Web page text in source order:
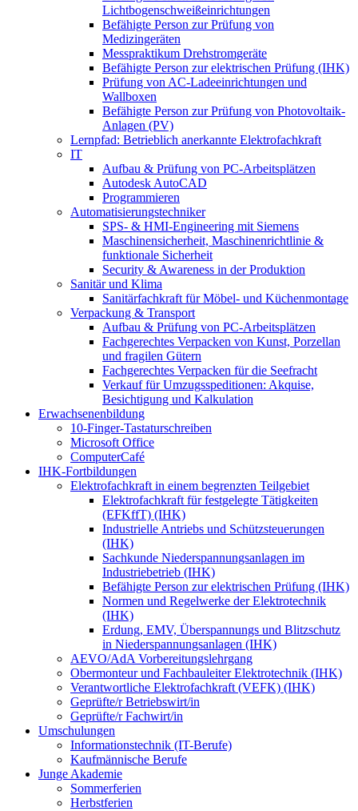
Lichtbogenschweißeinrichtungen
Befähigte Person zur Prüfung von
Medizingeräten
Messpraktikum Drehstromgeräte
Befähigte Person zur elektrischen Prüfung (IHK)
Prüfung von AC-Ladeeinrichtungen und
Wallboxen
Befähigte Person zur Prüfung von Photovoltaik-
Anlagen (PV)
Lernpfad: Betrieblich anerkannte Elektrofachkraft
IT
Aufbau & Prüfung von PC-Arbeitsplätzen
Autodesk AutoCAD
Programmieren
Automatisierungstechniker
SPS‑ & HMI‑Engineering mit Siemens
Maschinensicherheit, Maschinenrichtlinie &
funktionale Sicherheit
Security & Awareness in der Produktion
Sanitär und Klima
Sanitärfachkraft für Möbel- und Küchenmontage
Verpackung & Transport
Aufbau & Prüfung von PC-Arbeitsplätzen
Fachgerechtes Verpacken von Kunst, Porzellan
und fragilen Gütern
Fachgerechtes Verpacken für die Seefracht
Verkauf für Umzugsspeditionen: Akquise,
Besichtigung und Kalkulation
Erwachsenenbildung
10-Finger-Tastaturschreiben
Microsoft Office
ComputerCafé
IHK-Fortbildungen
Elektrofachkraft in einem begrenzten Teilgebiet
Elektrofachkraft für festgelegte Tätigkeiten
(EFKffT) (IHK)
Industrielle Antriebs und Schützsteuerungen
(IHK)
Sachkunde Niederspannungsanlagen im
Industriebetrieb (IHK)
Befähigte Person zur elektrischen Prüfung (IHK)
Normen und Regelwerke der Elektrotechnik
(IHK)
Erdung, EMV, Überspannungs und Blitzschutz
in Niederspannungsanlagen (IHK)
AEVO/AdA Vorbereitungslehrgang
Obermonteur und Fachbauleiter Elektrotechnik (IHK)
Verantwortliche Elektrofachkraft (VEFK) (IHK)
Geprüfte/r Betriebswirt/in
Geprüfte/r Fachwirt/in
Umschulungen
Informationstechnik (IT-Berufe)
Kaufmännische Berufe
Junge Akademie
Sommerferien
Herbstferien